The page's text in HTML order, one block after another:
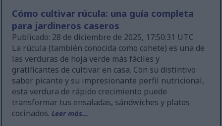
Cómo cultivar rúcula: una guía completa
para jardineros caseros
Publicado: 28 de diciembre de 2025, 17:50:31 UTC
La rúcula (también conocida como cohete) es una de
las verduras de hoja verde más fáciles y
gratificantes de cultivar en casa. Con su distintivo
sabor picante y su impresionante perfil nutricional,
esta verdura de rápido crecimiento puede
transformar tus ensaladas, sándwiches y platos
cocinados.Leer más...